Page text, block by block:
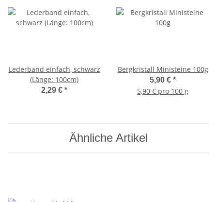
Lederband einfach, schwarz
(Länge: 100cm)
2,29 € *
Bergkristall Ministeine 100g
5,90 € *
5,90 € pro 100 g
Ähnliche Artikel